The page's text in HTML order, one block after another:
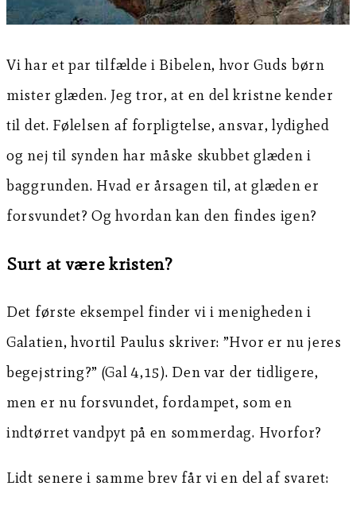
Vi har et par tilfælde i Bibelen, hvor Guds børn
mister glæden. Jeg tror, at en del kristne kender
til det. Følelsen af forpligtelse, ansvar, lydighed
og nej til synden har måske skubbet glæden i
baggrunden. Hvad er årsagen til, at glæden er
forsvundet? Og hvordan kan den findes igen?
Surt at være kristen?
Det første eksempel finder vi i menigheden i
Galatien, hvortil Paulus skriver: ”Hvor er nu jeres
begejstring?” (Gal 4,15). Den var der tidligere,
men er nu forsvundet, fordampet, som en
indtørret vandpyt på en sommerdag. Hvorfor?
Lidt senere i samme brev får vi en del af svaret: